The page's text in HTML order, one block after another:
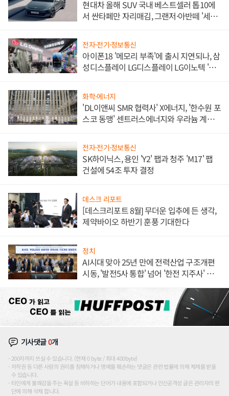
현대차 올해 SUV 국내 베스트셀러 톱10에
서 싼타페만 자리매김, 그랜저·아반떼 '세단
전자·전기·정보통신
아이폰18 '메모리 부족'에 출시 지연되나, 삼
성디스플레이 LG디스플레이 LG이노텍 '탈
화학·에너지
'DL이앤씨 SMR 협력사' X에너지, '한수원 포
스코 동맹' 센트러스에너지와 우라늄 계약
전자·전기·정보통신
SK하이닉스, 용인 'Y2' 팹과 청주 'M17' 팹
건설에 54조 투자 결정
데스크 리포트
[데스크리포트 8월] 무더운 입추에 든 생각,
제약바이오 하반기 훈풍 기대한다
정치
AI시대 맞아 25년 만에 전력산업 구조개편
시동, '발전5사 통합' 넘어 '한전 지주사' 재편
기사댓글0개
200자까지 쓰실 수 있습니다. (현재 0 byte / 최대 400byte)
저작권 등 다른 사람의 권리를 침해하거나 명예를 훼손하는 댓글은 관련 법률에 의해 제재를 받을
수 있습니다.
타인에게 불쾌감을 주는 욕설 등 비하하는 단어가 내용에 포함되거나 인신공격성 글은 관리자의 판
단에 의해 삭제 합니다.